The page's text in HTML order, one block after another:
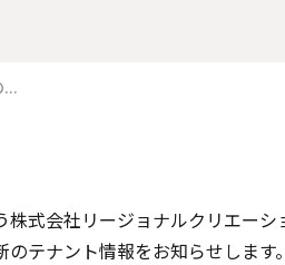
...
式会社リージョナルクリエー
テナント情報をお知らせします。